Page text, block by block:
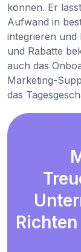
können. Er
Aufwand in
integrieren und
und Rabatte
auch das
Marketing-
das